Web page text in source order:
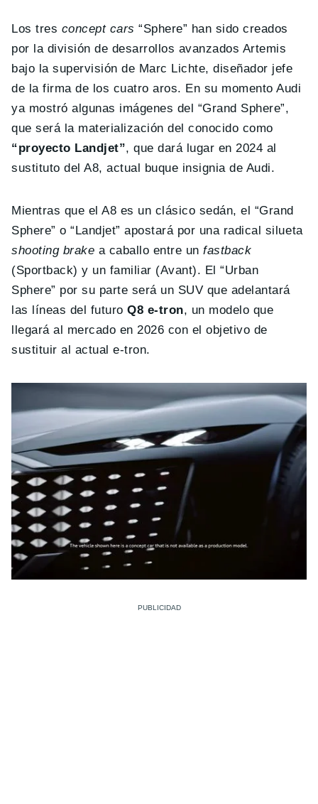
Los tres concept cars “Sphere” han sido creados
por la división de desarrollos avanzados Artemis
bajo la supervisión de Marc Lichte, diseñador jefe
de la firma de los cuatro aros. En su momento Audi
ya mostró algunas imágenes del “Grand Sphere”,
que será la materialización del conocido como
“proyecto Landjet”, que dará lugar en 2024 al
sustituto del A8, actual buque insignia de Audi.
Mientras que el A8 es un clásico sedán, el “Grand
Sphere” o “Landjet” apostará por una radical silueta
shooting brake a caballo entre unfastback
(Sportback) y un familiar (Avant). El “Urban
Sphere” por su parte será un SUV que adelantará
las líneas del futuro Q8 e-tron, un modelo que
llegará al mercado en 2026 con el objetivo de
sustituir al actual e-tron.